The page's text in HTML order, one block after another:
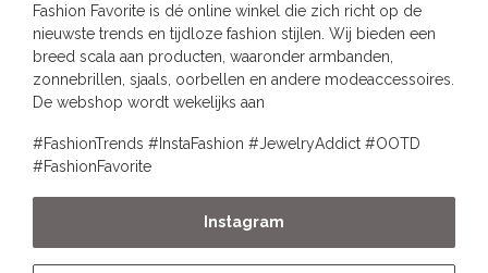
Fashion Favorite is dé online winkel die zich richt op de
nieuwste trends en tijdloze fashion stijlen. Wij bieden een
breed scala aan producten, waaronder armbanden,
zonnebrillen, sjaals, oorbellen en andere modeaccessoires.
De webshop wordt wekelijks aan
#FashionTrends #InstaFashion #JewelryAddict #OOTD
#FashionFavorite
Instagram